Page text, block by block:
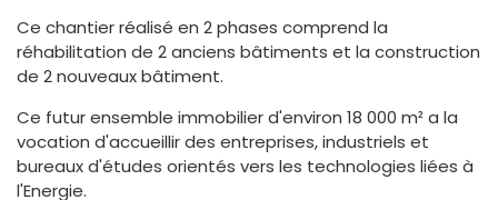
Ce chantier réalisé en 2 phases comprend la
réhabilitation de 2 anciens bâtiments et la construction
de 2 nouveaux bâtiment.
Ce futur ensemble immobilier d'environ 18 000 m² a la
vocation d'accueillir des entreprises, industriels et
bureaux d'études orientés vers les technologies liées à
l'Energie.